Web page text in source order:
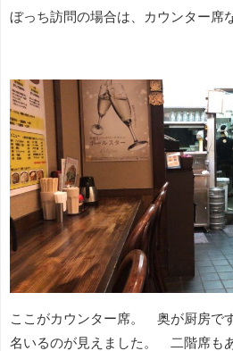
ぼっち訪問の場合は、カウンター席
ここがカウンター席。 奥が厨房で
名いるのが見えました。 二階席も